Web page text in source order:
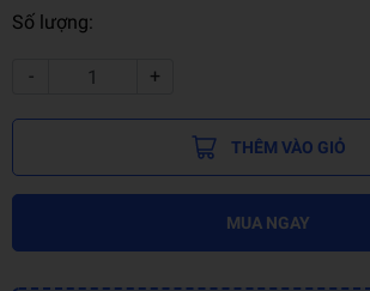
Số lượng:
- +
THÊM VÀO GIỎ
MUA NGAY